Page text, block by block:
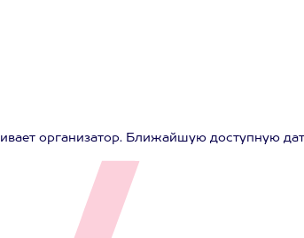
организатор. Ближайшую доступную